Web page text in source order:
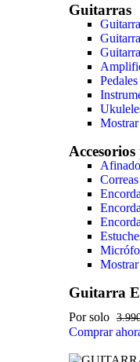
Guitarras
Guitarra
Por solo
Comprar